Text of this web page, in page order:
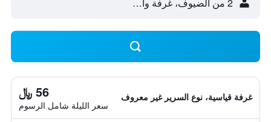
غرفة قياسية، نوع السرير غير معروف 56 ﷼
سعر الليلة شامل الرسوم